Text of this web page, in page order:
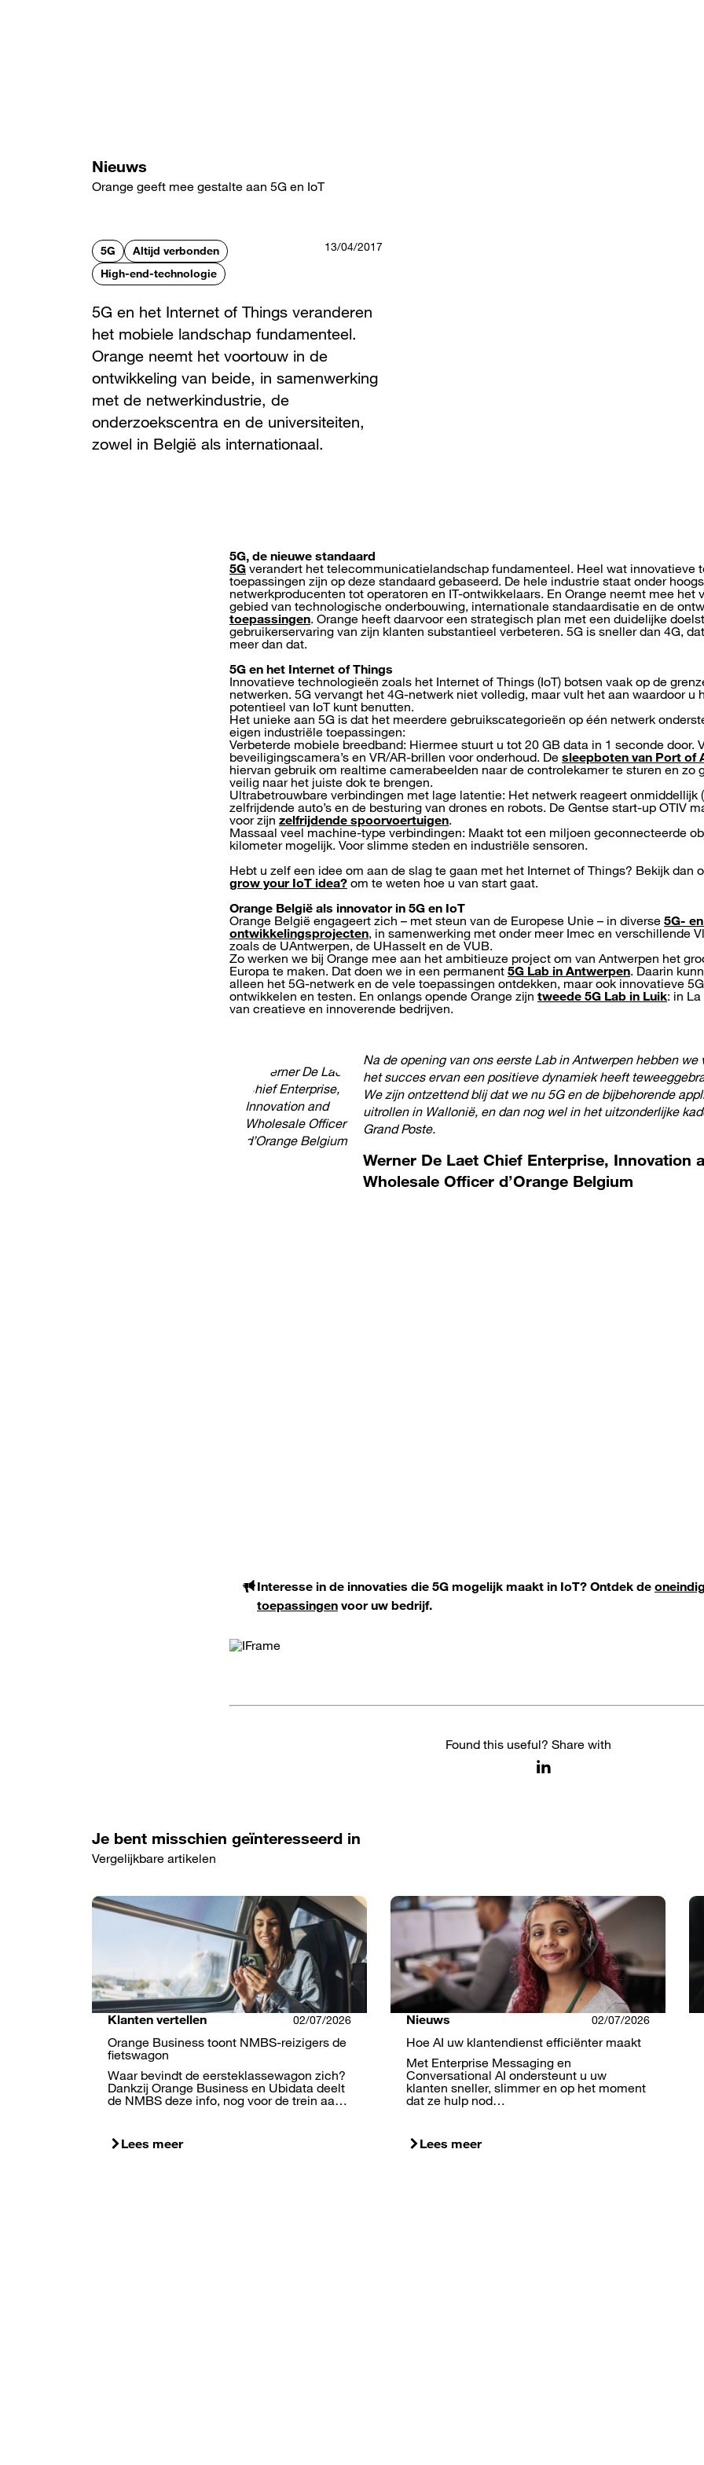
Nieuws
Orange geeft mee gestalte aan 5G en IoT
5G
Altijd verbonden
High-end-technologie
13/04/2017
5G en het Internet of Things veranderen
het mobiele landschap fundamenteel.
Orange neemt het voortouw in de
ontwikkeling van beide, in samenwerking
met de netwerkindustrie, de
onderzoekscentra en de universiteiten,
zowel in België als internationaal.
5G, de nieuwe standaard
5G verandert het telecommunicatielandschap fundamenteel. Heel wat innovatieve
toepassingen zijn op deze standaard gebaseerd. De hele industrie staat onder
netwerkproducenten tot operatoren en IT-ontwikkelaars. En Orange neemt mee het
gebied van technologische onderbouwing, internationale standaardisatie en de
toepassingen. Orange heeft daarvoor een strategisch plan met een duidelijke
gebruikerservaring van zijn klanten substantieel verbeteren. 5G is sneller dan 4G,
meer dan dat.
5G en het Internet of Things
Innovatieve technologieën zoals het Internet of Things (IoT) botsen vaak op de
netwerken. 5G vervangt het 4G-netwerk niet volledig, maar vult het aan waardoor u
potentieel van IoT kunt benutten.
Het unieke aan 5G is dat het meerdere gebruikscategorieën op één netwerk
eigen industriële toepassingen:
Verbeterde mobiele breedband: Hiermee stuurt u tot 20 GB data in 1 seconde door.
beveiligingscamera’s en VR/AR-brillen voor onderhoud. De sleepboten van Port of
hiervan gebruik om realtime camerabeelden naar de controlekamer te sturen en zo
veilig naar het juiste dok te brengen.
Ultrabetrouwbare verbindingen met lage latentie: Het netwerk reageert onmiddellijk
zelfrijdende auto’s en de besturing van drones en robots. De Gentse start-up OTIV
voor zijn zelfrijdende spoorvoertuigen.
Massaal veel machine-type verbindingen: Maakt tot een miljoen geconnecteerde
kilometer mogelijk. Voor slimme steden en industriële sensoren.
Hebt u zelf een idee om aan de slag te gaan met het Internet of Things? Bekijk dan
grow your IoT idea? om te weten hoe u van start gaat.
Orange België als innovator in 5G en IoT
Orange België engageert zich – met steun van de Europese Unie – in diverse 5G-
ontwikkelingsprojecten, in samenwerking met onder meer Imec en verschillende
zoals de UAntwerpen, de UHasselt en de VUB.
Zo werken we bij Orange mee aan het ambitieuze project om van Antwerpen het
Europa te maken. Dat doen we in een permanent 5G Lab in Antwerpen. Daarin
alleen het 5G-netwerk en de vele toepassingen ontdekken, maar ook innovatieve
ontwikkelen en testen. En onlangs opende Orange zijn tweede 5G Lab in Luik: in
van creatieve en innoverende bedrijven.
Na de opening van ons eerste Lab in Antwerpen hebben we
het succes ervan een positieve dynamiek heeft
We zijn ontzettend blij dat we nu 5G en de bijbehorende
uitrollen in Wallonië, en dan nog wel in het uitzonderlijke
Grand Poste.
Werner De Laet Chief Enterprise, Innovation
Wholesale Officer d’Orange Belgium
Interesse in de innovaties die 5G mogelijk maakt in IoT? Ontdek de
toepassingen voor uw bedrijf.
Found this useful? Share with
Je bent misschien geïnteresseerd in
Vergelijkbare artikelen
Klanten vertellen 02/07/2026
Orange Business toont NMBS-reizigers de
fietswagon
Waar bevindt de eersteklassewagon zich?
Dankzij Orange Business en Ubidata deelt
de NMBS deze info, nog voor de trein aa…
Lees meer
Nieuws 02/07/2026
Hoe AI uw klantendienst efficiënter maakt
Met Enterprise Messaging en
Conversational AI ondersteunt u uw
klanten sneller, slimmer en op het moment
dat ze hulp nod…
Lees meer